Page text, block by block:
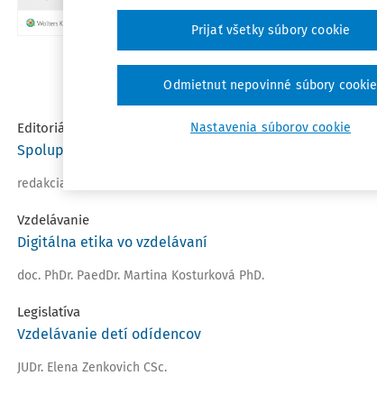
základmi ich
do súkromia. Rovnako
inštalácii kamier s
potrebu zvážiť alternatívne
Editoriál
Spolupráca je viac ako súťaženie
redakcia
Vzdelávanie
Digitálna etika vo vzdelávaní
doc. PhDr. PaedDr. Martina Kosturková PhD.
Legislatíva
Vzdelávanie detí odídencov
JUDr. Elena Zenkovich CSc.
Nastavenia súborov cookie
Odmietnut nepovinné súbory cookie
Prijať všetky súbory cookie